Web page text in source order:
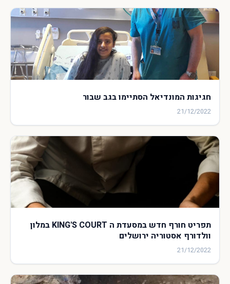
חגיגות המונדיאל הסתיימו בגב שבור
21/12/2022
תפריט חורף חדש במסעדת ה KING'S COURT במלון
וולדורף אסטוריה ירושלים
21/12/2022